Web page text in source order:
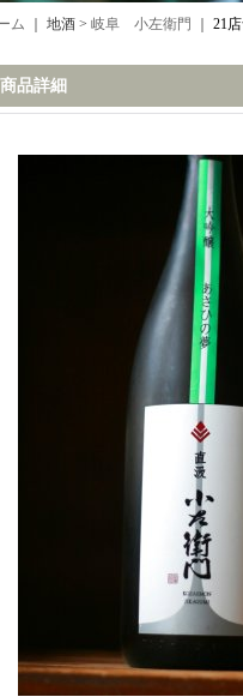
ム ｜ 地酒 > 岐阜 小左衛門
21
商品詳細